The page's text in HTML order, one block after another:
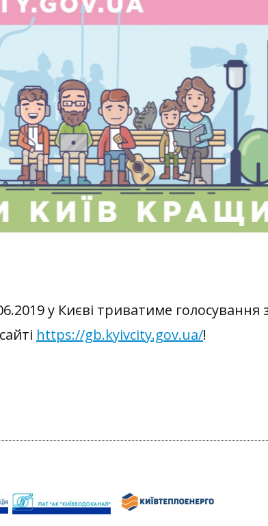
у Києві триватиме
https://gb.kyivcity.gov.ua/!